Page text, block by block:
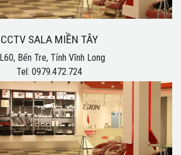
CCTV SALA MIỀN TÂY
Bến Tre, Tỉnh Vĩnh Long
Tel: 0979.472.724